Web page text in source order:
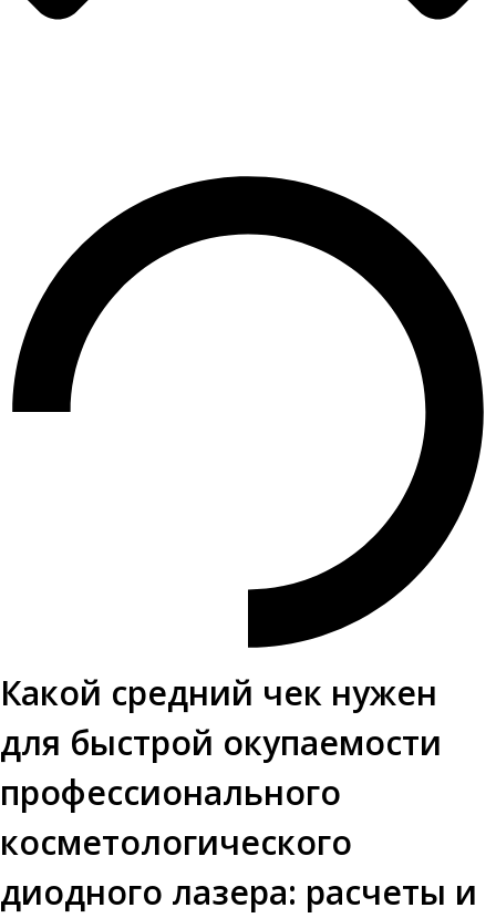
Какой средний чек нужен
для быстрой окупаемости
профессионального
косметологического
диодного лазера: расчеты и